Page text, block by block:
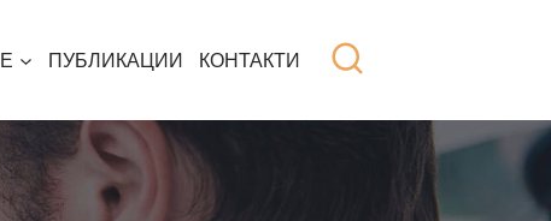
ПУБЛИКАЦИИ КОНТАКТИ